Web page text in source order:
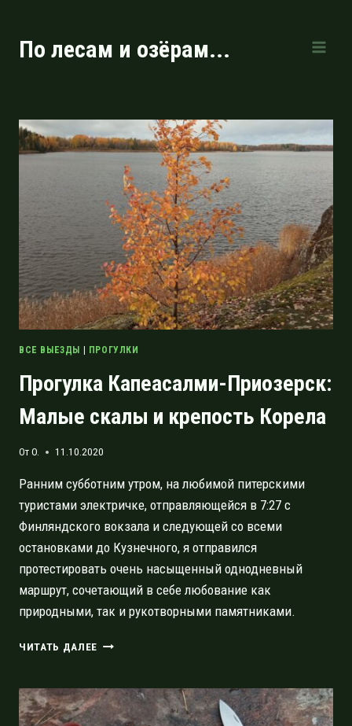
содержимому
По лесам и озёрам...
ВСЕ ВЫЕЗДЫ | ПРОГУЛКИ
Прогулка Капеасалми-Приозерск:
Малые скалы и крепость Корела
ОтO. 11.10.2020
Ранним субботним утром, на любимой питерскими
туристами электричке, отправляющейся в 7:27 с
Финляндского вокзала и следующей со всеми
остановками до Кузнечного, я отправился
протестировать очень насыщенный однодневный
маршрут, сочетающий в себе любование как
природными, так и рукотворными памятниками.
ЧИТАТЬ ДАЛЕЕ ПРОГУЛКА
МАЛЫЕ
СКАЛЫ